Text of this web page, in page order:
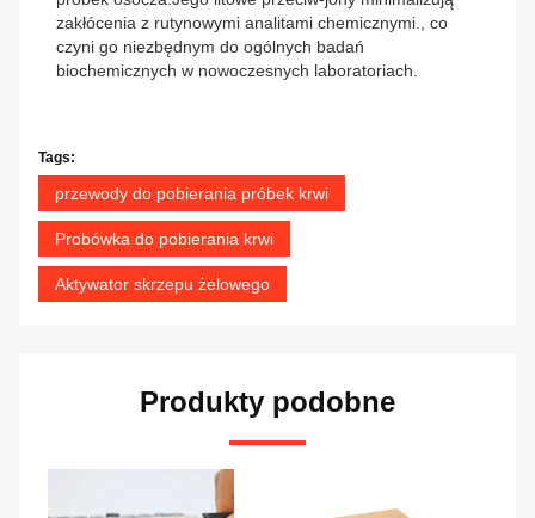
zakłócenia z rutynowymi analitami chemicznymi., co
czyni go niezbędnym do ogólnych badań
biochemicznych w nowoczesnych laboratoriach.
Tags:
przewody do pobierania próbek krwi
Probówka do pobierania krwi
Aktywator skrzepu żelowego
Produkty podobne